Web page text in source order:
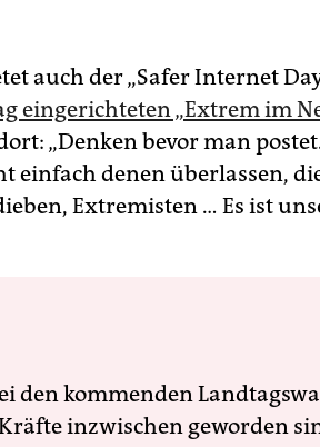
auch der „Safer Internet
eingerichteten „Extrem im
„Denken bevor man
einfach denen überlassen,
Extremisten … Es ist
den kommenden
inzwischen geworden